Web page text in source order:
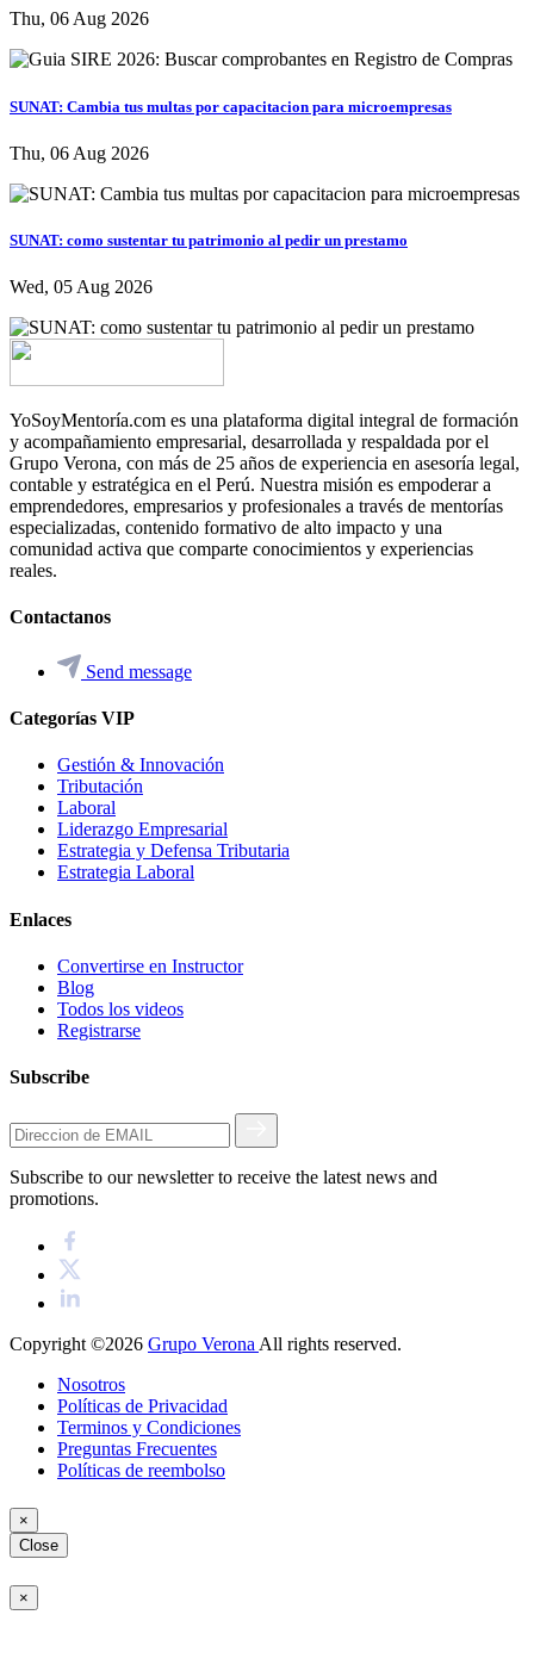
Thu, 06 Aug 2026
SUNAT: Cambia tus multas por capacitacion para microempresas
Thu, 06 Aug 2026
SUNAT: como sustentar tu patrimonio al pedir un prestamo
Wed, 05 Aug 2026
YoSoyMentoría.com es una plataforma digital integral de formación
y acompañamiento empresarial, desarrollada y respaldada por el
Grupo Verona, con más de 25 años de experiencia en asesoría legal,
contable y estratégica en el Perú. Nuestra misión es empoderar a
emprendedores, empresarios y profesionales a través de mentorías
especializadas, contenido formativo de alto impacto y una
comunidad activa que comparte conocimientos y experiencias
reales.
Contactanos
Send message
Categorías VIP
Gestión & Innovación
Tributación
Laboral
Liderazgo Empresarial
Estrategia y Defensa Tributaria
Estrategia Laboral
Enlaces
Convertirse en Instructor
Blog
Todos los videos
Registrarse
Subscribe
Subscribe to our newsletter to receive the latest news and
promotions.
Copyright ©2026 Grupo Verona All rights reserved.
Nosotros
Políticas de Privacidad
Terminos y Condiciones
Preguntas Frecuentes
Políticas de reembolso
×
Close
×